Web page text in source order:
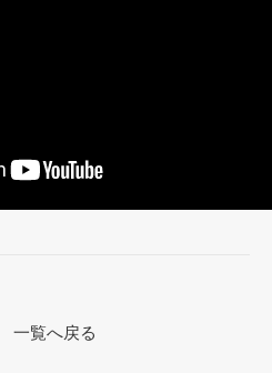
一覧へ戻る